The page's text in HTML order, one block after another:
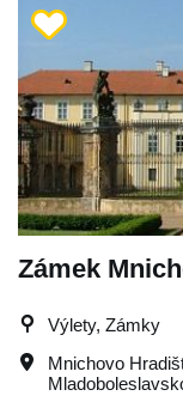
Zámek
Výlety, Zámky
Mnichovo